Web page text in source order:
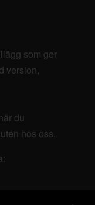
som ger
version,
du
hos oss.